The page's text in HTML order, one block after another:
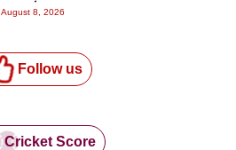
August 8, 2026
Follow us
Cricket Score